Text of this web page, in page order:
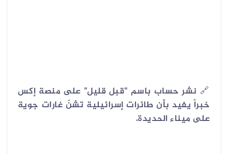
🔗 نشر حساب باسم "قبل قليل" على منصة إكس
خبراً يفيد بأن طائرات إسرائيلية تشنّ غارات جوية
على ميناء الحديدة.